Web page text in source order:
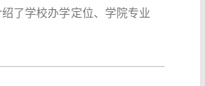
了学校办学定位、学院专业